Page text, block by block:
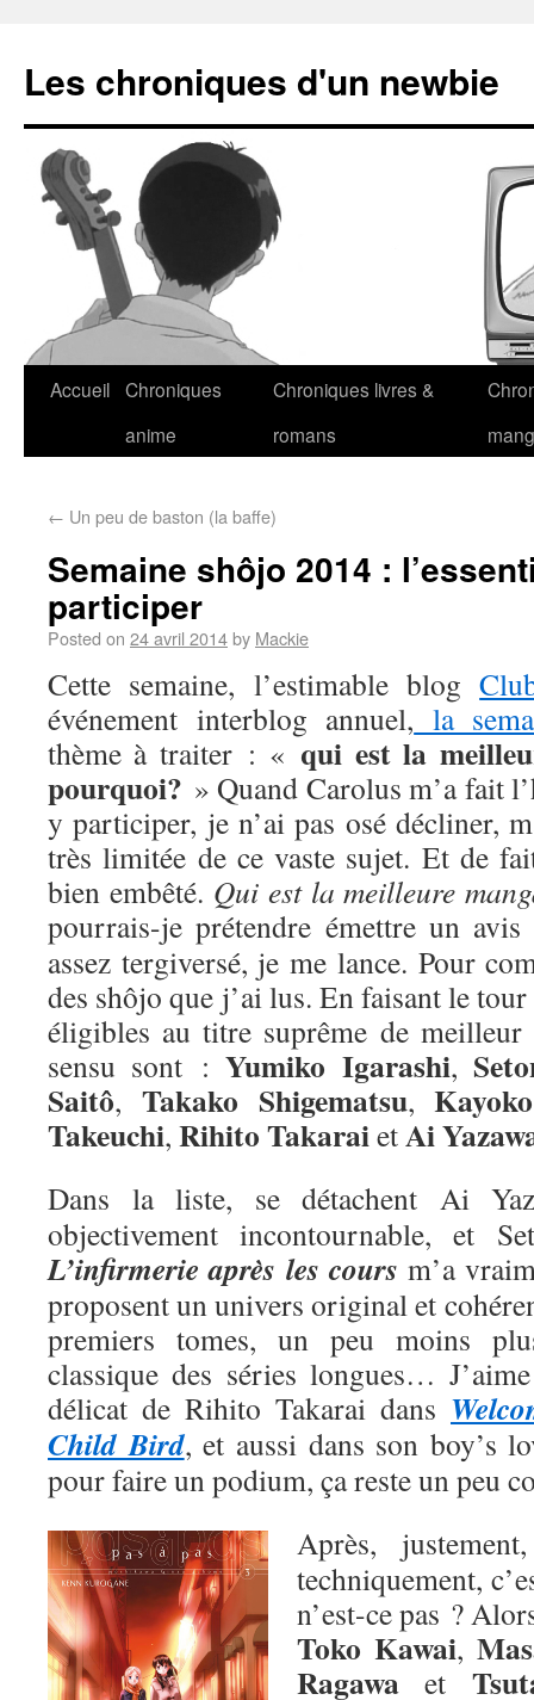
Les chroniques d'un newbie
Accueil Chroniques
anime
Chroniques livres &
romans
← Un peu de baston (la baffe)
Semaine shôjo 2014 :
participer
Posted on 24 avril 2014by Mackie
Cette semaine, l’estimable blog
événement interblog annuel, la
thème à traiter : « qui est la
pourquoi? » Quand Carolus m’a fait
y participer, je n’ai pas osé décliner,
très limitée de ce vaste sujet. Et de
bien embêté. Qui est la meilleure
pourrais-je prétendre émettre un
assez tergiversé, je me lance. Pour
des shôjo que j’ai lus. En faisant le tour
éligibles au titre suprême de
sensu sont :Yumiko Igarashi,
Saitô, Takako Shigematsu,Kayoko
Takeuchi, Rihito TakaraietAi
Dans la liste, se détachent Ai
objectivement incontournable, et
L’infirmerie après les cours m’a
proposent un univers original et
premiers tomes, un peu moins
classique des séries longues…
délicat de Rihito Takarai dans
Child Bird, et aussi dans son boy’s
pour faire un podium, ça reste un peu
Après,
techniquement,
n’est-ce pas ?
Toko Kawai,
Ragawa et